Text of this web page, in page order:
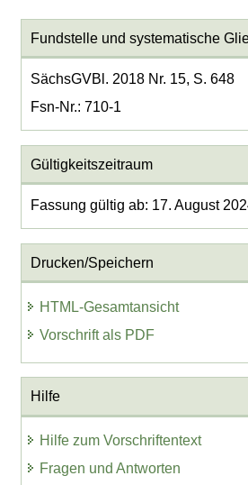
Fundstelle und systematische
SächsGVBl. 2018 Nr. 15, S. 648
Fsn-Nr.: 710-1
Gültigkeitszeitraum
Fassung gültig ab: 17. August
Drucken/Speichern
HTML-Gesamtansicht
Vorschrift als PDF
Hilfe
Hilfe zum Vorschriftentext
Fragen und Antworten